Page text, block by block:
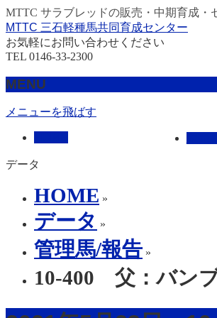
MTTC サラブレッドの販売・中期育成・
MTTC 三石軽種馬共同育成センター
お気軽にお問い合わせください
TEL 0146-33-2300
MENU
メニューを飛ばす
データ
HOME »
データ »
管理馬/報告 »
10-400 父：バン